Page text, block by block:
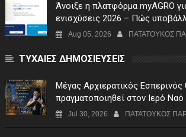
Άνοιξε η πλατφόρμα myAGRO
ενισχύσεις 2026 – Πώς
Αίτηση Ενίσχυσης
Aug 05, 2026 ΠΑΤΑΤΟΥΚΟΣ
ΤΥΧΑΙΕΣ ΔΗΜΟΣΙΕΥΣΕΙΣ
Μέγας Αρχιερατικός Εσπερινός
πραγματοποιηθεί στον Ιερό
του Σωτήρος Σταυροχωρίου
Jul 30, 2026 ΠΑΤΑΤΟΥΚΟΣ